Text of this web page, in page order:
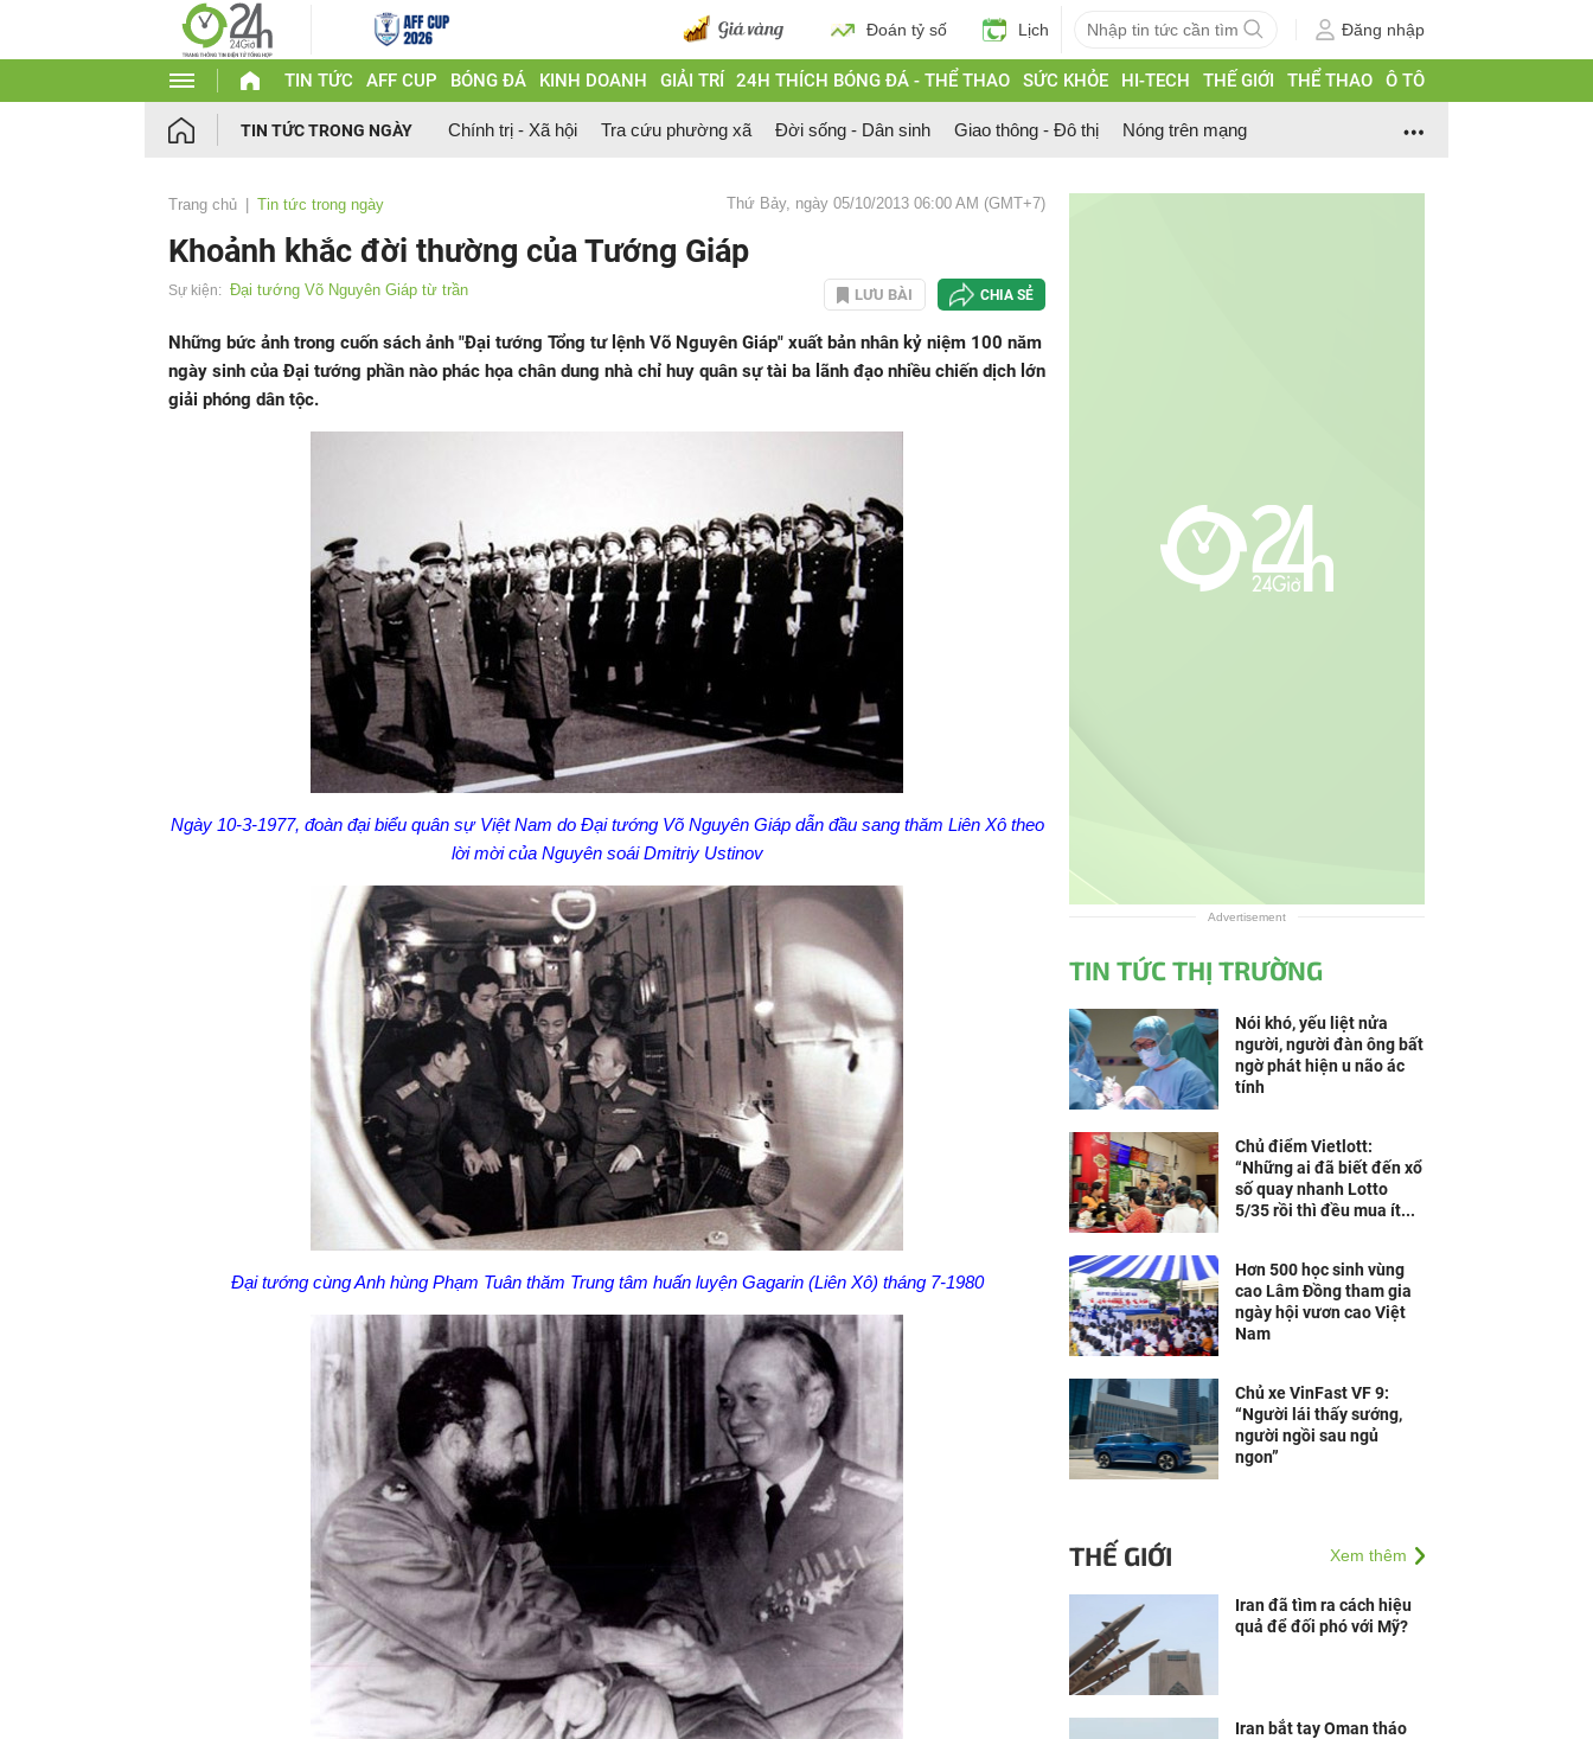
Đoán tỷ số Lịch Đăng nhập
TIN TỨC AFF CUP BÓNG ĐÁ KINH DOANH GIẢI TRÍ 24H THÍCH BÓNG ĐÁ - THỂ THAO SỨC KHỎE HI-TECH THẾ GIỚI THỂ THAO Ô TÔ
TIN TỨC TRONG NGÀY Chính trị - Xã hội Tra cứu phường xã Đời sống - Dân sinh Giao thông - Đô thị Nóng trên mạng
Trang chủ Tin tức trong ngày Thứ Bảy, ngày 05/10/2013 06:00 AM (GMT+7)
Khoảnh khắc đời thường của Tướng Giáp
Sự kiện: Đại tướng Võ Nguyên Giáp từ trần LƯU BÀI CHIA SẺ
Những bức ảnh trong cuốn sách ảnh "Đại tướng Tổng tư lệnh Võ Nguyên Giáp" xuất bản nhân kỷ niệm 100 năm
ngày sinh của Đại tướng phần nào phác họa chân dung nhà chỉ huy quân sự tài ba lãnh đạo nhiều chiến dịch lớn
giải phóng dân tộc.
Ngày 10-3-1977, đoàn đại biểu quân sự Việt Nam do Đại tướng Võ Nguyên Giáp dẫn đầu sang thăm Liên Xô theo
lời mời của Nguyên soái Dmitriy Ustinov
Đại tướng cùng Anh hùng Phạm Tuân thăm Trung tâm huấn luyện Gagarin (Liên Xô) tháng 7-1980
Advertisement
TIN TỨC THỊ TRƯỜNG
Nói khó, yếu liệt nửa
người, người đàn ông bất
ngờ phát hiện u não ác
tính
Chủ điểm Vietlott:
“Những ai đã biết đến xổ
số quay nhanh Lotto
5/35 rồi thì đều mua ít...
Hơn 500 học sinh vùng
cao Lâm Đồng tham gia
ngày hội vươn cao Việt
Nam
Chủ xe VinFast VF 9:
“Người lái thấy sướng,
người ngồi sau ngủ
ngon”
THẾ GIỚI Xem thêm
Iran đã tìm ra cách hiệu
quả để đối phó với Mỹ?
Iran bắt tay Oman tháo